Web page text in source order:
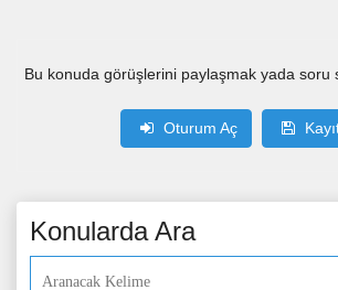
Bu konuda görüşlerini paylaşmak yada soru
Oturum Aç
Konularda Ara